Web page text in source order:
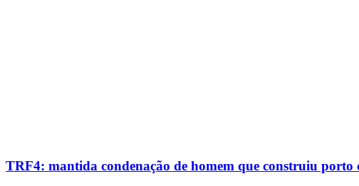
TRF4: mantida condenação de homem que construiu